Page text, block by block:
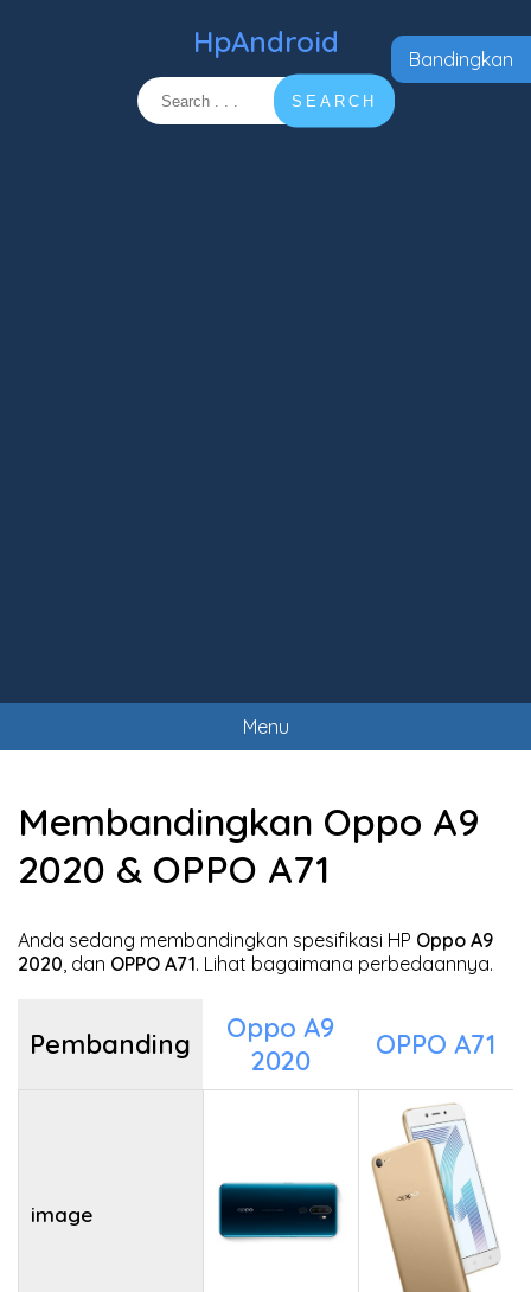
HpAndroid
SEARCH
Menu
Membandingkan Oppo A9
2020 & OPPO A71
Anda sedang membandingkan spesifikasi HP Oppo A9
2020, dan OPPO A71. Lihat bagaimana perbedaannya.
Pembanding
Oppo A9
2020
OPPO A71
image
Bandingkan